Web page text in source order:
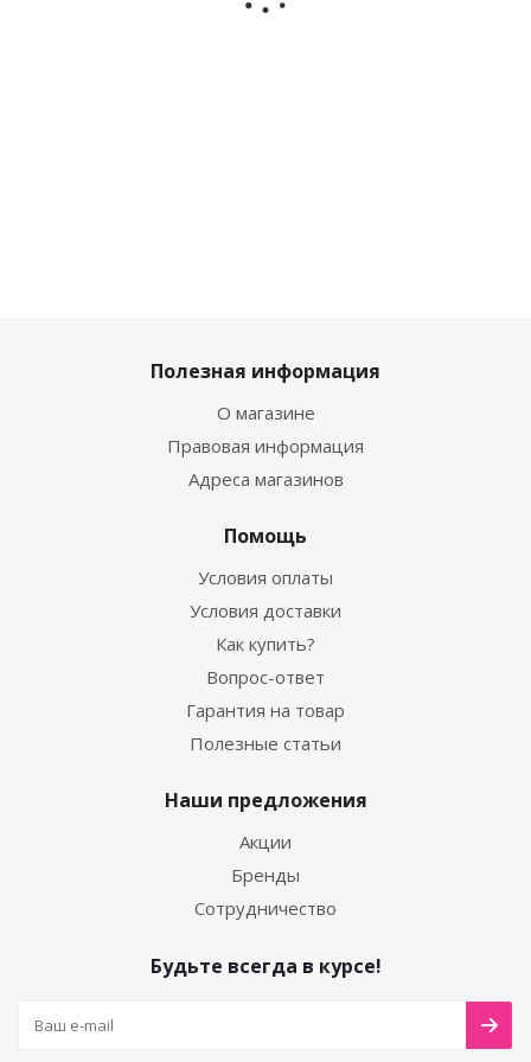
EWS_86024_blue
Полезная информация
О магазине
Правовая информация
Адреса магазинов
Помощь
Условия оплаты
Условия доставки
Как купить?
Вопрос-ответ
Гарантия на товар
Полезные статьи
Наши предложения
Акции
Бренды
Сотрудничество
Будьте всегда в курсе!